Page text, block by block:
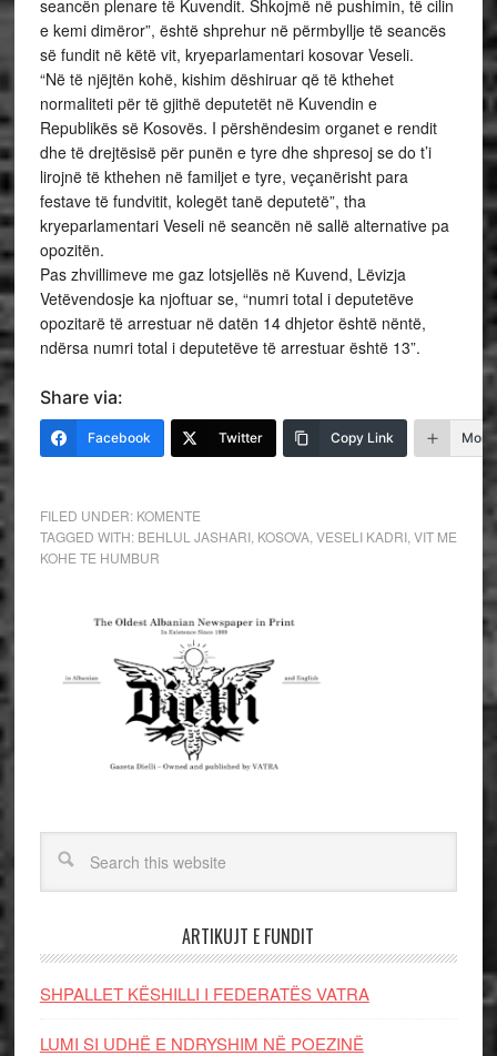
seancën plenare të Kuvendit. Shkojmë në pushimin, të cilin
e kemi dimëror”, është shprehur në përmbyllje të seancës
së fundit në këtë vit, kryeparlamentari kosovar Veseli.
“Në të njëjtën kohë, kishim dëshiruar që të kthehet
normaliteti për të gjithë deputetët në Kuvendin e
Republikës së Kosovës. I përshëndesim organet e rendit
dhe të drejtësisë për punën e tyre dhe shpresoj se do t’i
lirojnë të kthehen në familjet e tyre, veçanërisht para
festave të fundvitit, kolegët tanë deputetë”, tha
kryeparlamentari Veseli në seancën në sallë alternative pa
opozitën.
Pas zhvillimeve me gaz lotsjellës në Kuvend, Lëvizja
Vetëvendosje ka njoftuar se, “numri total i deputetëve
opozitarë të arrestuar në datën 14 dhjetor është nëntë,
ndërsa numri total i deputetëve të arrestuar është 13”.
Share via:
Facebook Twitter Copy Link More
FILED UNDER: KOMENTE
TAGGED WITH: BEHLUL JASHARI, KOSOVA, VESELI KADRI, VIT ME
KOHE TE HUMBUR
ARTIKUJT E FUNDIT
SHPALLET KËSHILLI I FEDERATËS VATRA
LUMI SI UDHË E NDRYSHIM NË POEZINË